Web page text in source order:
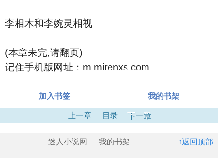
李相木和李婉灵相视
(本章未完,请翻页)
记住手机版网址：m.mirenxs.com
加入书签 我的书架
上一章 目录 下一章
↑返回顶部
迷人小说网 我的书架